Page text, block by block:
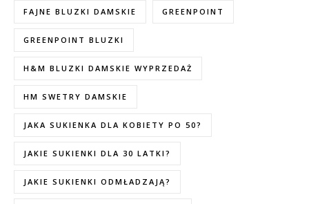
FAJNE BLUZKI DAMSKIE GREENPOINT
GREENPOINT BLUZKI
H&M BLUZKI DAMSKIE WYPRZEDAŻ
HM SWETRY DAMSKIE
JAKA SUKIENKA DLA KOBIETY PO 50?
JAKIE SUKIENKI DLA 30 LATKI?
JAKIE SUKIENKI ODMŁADZAJĄ?